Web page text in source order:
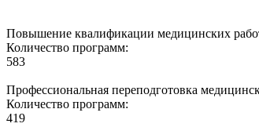
Повышение квалификации медицинских
Количество программ:
583
Профессиональная переподготовка
Количество программ:
419